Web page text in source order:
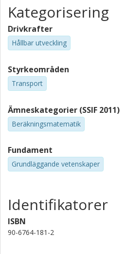
Kategorisering
Drivkrafter
Hållbar utveckling
Styrkeområden
Transport
Ämneskategorier (SSIF 2011)
Beräkningsmatematik
Fundament
Grundläggande vetenskaper
Identifikatorer
ISBN
90-6764-181-2